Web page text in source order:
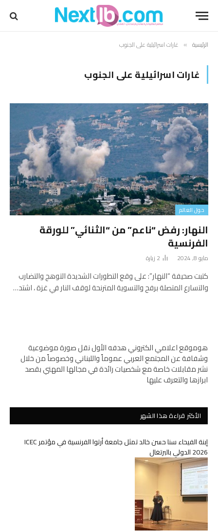
الرئيسية » غارات اسرائيلية على الجنوب
غارات اسرائيلية على الجنوب
حول العالم
النهار: رفض “ناعم” من “الثنائي” للورقة
الفرنسية
مايو 8, 2024 2 زيارة
كتبت صحيفة “النهار”: على وقع التطورات الشديدة التوهج والتضارب
والتسارع المتصلة برفح والتسوية المترنحة لوقف النار في غزة ، اشتد…
هوموقع اعلامي الكتروني هدفه الأول نقل صورة موضوعية
وشفافة عن المجتمع العربي عموماً واللبناني وخصوصاً من خلال
نشر مقابلات خاصة مع شخصيات رائدة في مجالها المهني بقصد
ابرازها والتعرف عليها
الأكثر قراءة هذا الشهر
إبنة الفيحاء سنا حسن خالد تمثل جامعة أرتوا الفرنسية في مؤتمر ICEC
2026 الدولي بالبرتغال